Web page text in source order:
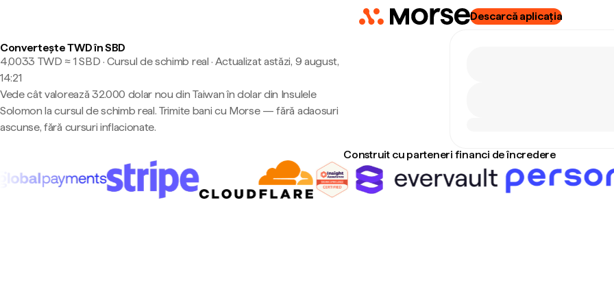
Descarcă aplicația
Convertește TWD în SBD
4,0033 TWD ≈ 1 SBD · Cursul de schimb real · Actualizat astăzi, 9 august,
14:21
Vede cât valorează 32.000 dolar nou din Taiwan în dolar din Insulele
Solomon la cursul de schimb real. Trimite bani cu Morse — fără adaosuri
ascunse, fără cursuri inflacionate.
Construit cu parteneri financi de încredere